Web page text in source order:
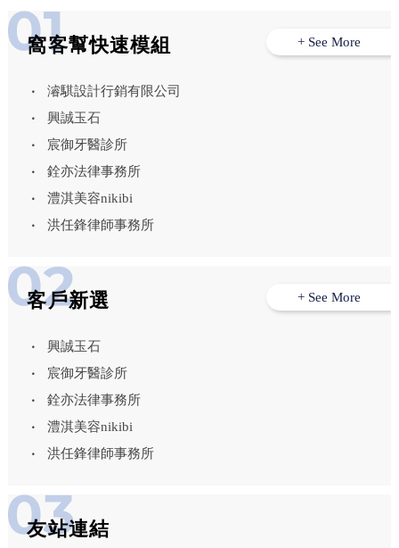
窩客幫快速模組
濬騏設計行銷有限公司
興誠玉石
宸御牙醫診所
銓亦法律事務所
澧淇美容nikibi
洪任鋒律師事務所
+ See More
客戶新選
興誠玉石
宸御牙醫診所
銓亦法律事務所
澧淇美容nikibi
洪任鋒律師事務所
+ See More
友站連結